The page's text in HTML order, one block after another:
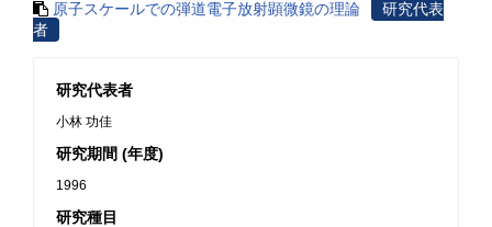
原子スケールでの弾道電子放射顕微鏡の理論
研究代表
者
研究代表者
小林 功佳
研究期間 (年度)
1996
研究種目